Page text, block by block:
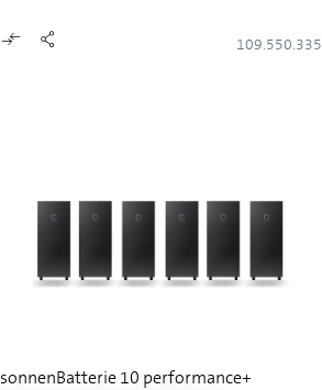
109.550.335
sonnenBatterie 10 performance+